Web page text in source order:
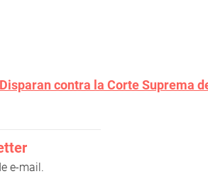
contra la Corte Suprema
e-mail.